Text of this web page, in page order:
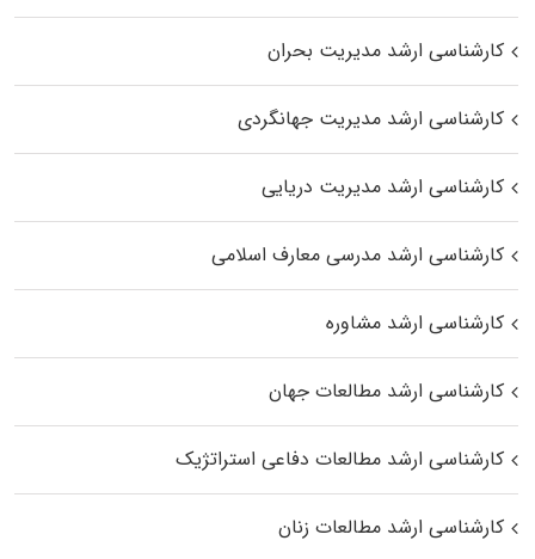
کارشناسی ارشد مدیریت بحران
کارشناسی ارشد مدیریت جهانگردی
کارشناسی ارشد مدیریت دریایی
کارشناسی ارشد مدرسی معارف اسلامی
کارشناسی ارشد مشاوره
کارشناسی ارشد مطالعات جهان
کارشناسی ارشد مطالعات دفاعی استراتژیک
کارشناسی ارشد مطالعات زنان